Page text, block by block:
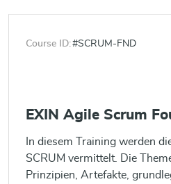
Course ID:#SCRUM-FND
EXIN Agile Scrum
In diesem Training werden
SCRUM vermittelt. Die
Prinzipien, Artefakte,